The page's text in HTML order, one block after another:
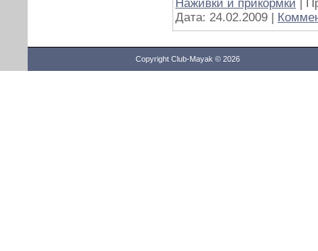
Наживки и прикормки |
Дата: 24.02.2009 |
Copyright Club-Mayak © 2026